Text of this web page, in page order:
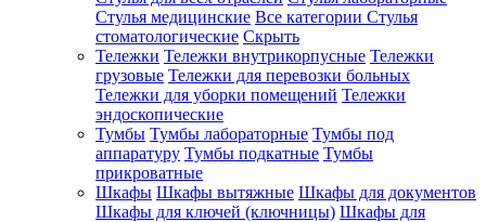
Стулья медицинские Все категории Стулья
стоматологические Скрыть
Тележки Тележки внутрикорпусные Тележки
грузовые Тележки для перевозки больных
Тележки для уборки помещений Тележки
эндоскопические
Тумбы Тумбы лабораторные Тумбы под
аппаратуру Тумбы подкатные Тумбы
прикроватные
Шкафы Шкафы вытяжные Шкафы для документов
Шкафы для ключей (ключницы) Шкафы для